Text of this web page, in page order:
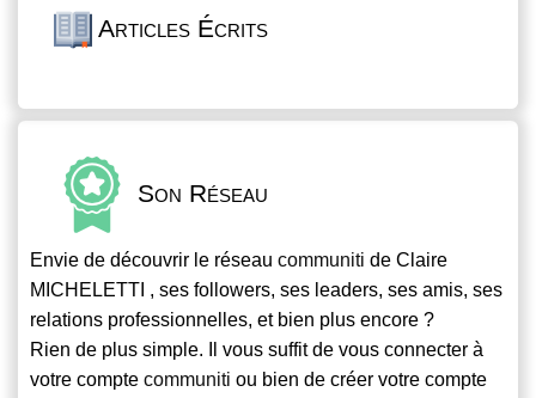
Articles Écrits
Son Réseau
Envie de découvrir le réseau communiti de Claire
MICHELETTI , ses followers, ses leaders, ses amis, ses
relations professionnelles, et bien plus encore ?
Rien de plus simple. Il vous suffit de vous connecter à
votre compte communiti ou bien de créer votre compte